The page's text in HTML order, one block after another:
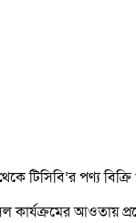
টিসিবি’র পণ্য
কার্যক্রমের